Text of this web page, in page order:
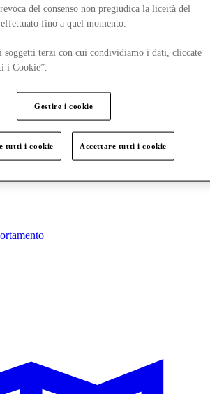
del consenso non pregiudica la liceità del
fino a quel momento.
soggetti terzi con cui condividiamo i dati, cliccate
i Cookie”.
Gestire i cookie
tutti i cookie Accettare tutti i cookie